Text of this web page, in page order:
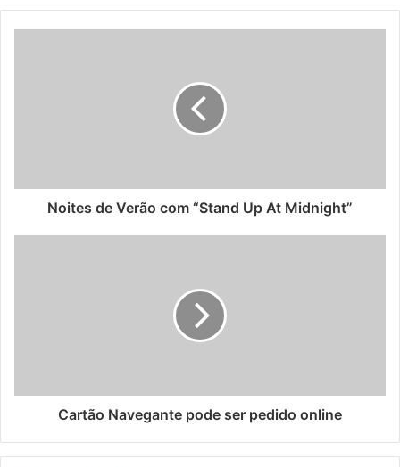
do diagnóstico atempado. “O diagnóstico precoce do
maioria dos casos ainda são identificados em estádios
avançados, o que limita as opções de tratamento,” afirma o
fumadores e ex-fumadores, que constituem a maioria dos
casos diagnosticados. Só com a eliminação do tabagismo
na população é que os casos de cancro do pulmão podem
O cancro do pulmão pode evoluir durante muito tempo
sem dar qualquer sinal. Os sintomas são vários e muito
torácica, dificuldade respiratória, rouquidão e alteração da
voz, perda de apetite e emagrecimento.
Noites de Verão com “Stand Up At Midnight”
Cartão Navegante pode ser pedido online